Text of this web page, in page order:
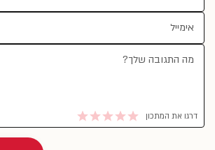
דרגו את המתכון